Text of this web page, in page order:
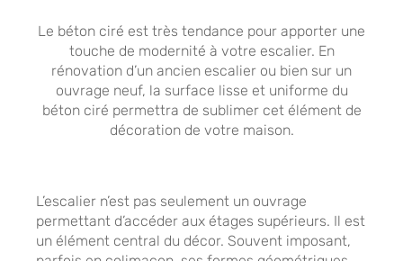
Le béton ciré est très tendance pour apporter une
touche de modernité à votre escalier. En
rénovation d’un ancien escalier ou bien sur un
ouvrage neuf, la surface lisse et uniforme du
béton ciré permettra de sublimer cet élément de
décoration de votre maison.
L’escalier n’est pas seulement un ouvrage
permettant d’accéder aux étages supérieurs. Il est
un élément central du décor. Souvent imposant,